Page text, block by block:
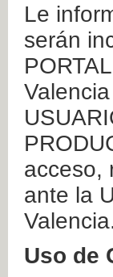
Le
serán
acceso,
ante la
Uso de